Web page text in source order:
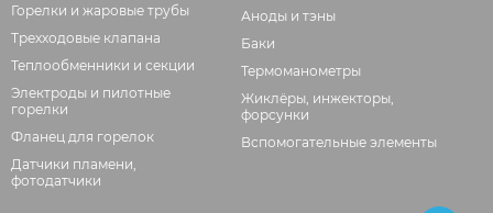
Горелки и жаровые трубы
Трехходовые клапана
Теплообменники и секции
Электроды и пилотные
горелки
Фланец для горелок
Датчики пламени,
фотодатчики
Аноды и тэны
Баки
Термоманометры
Жиклёры, инжекторы,
форсунки
Вспомогательные элементы